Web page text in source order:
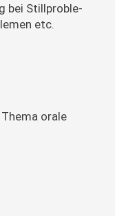
bei Still­prob­le­
etc.
orale